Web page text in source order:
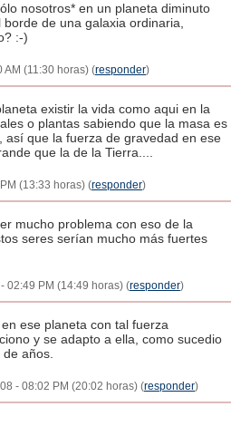
nosotros* en un planeta diminuto
de una galaxia ordinaria,
:-)
AM (11:30 horas) (responder)
existir la vida como aqui en la
o plantas sabiendo que la masa es
así que la fuerza de gravedad en ese
que la de la Tierra....
(13:33 horas) (responder)
mucho problema con eso de la
seres serían mucho más fuertes
02:49 PM (14:49 horas) (responder)
ese planeta con tal fuerza
y se adapto a ella, como sucedio
años.
- 08:02 PM (20:02 horas) (responder)